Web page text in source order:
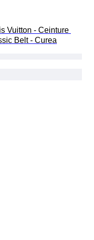
Vuitton - Ceinture
Belt - Curea